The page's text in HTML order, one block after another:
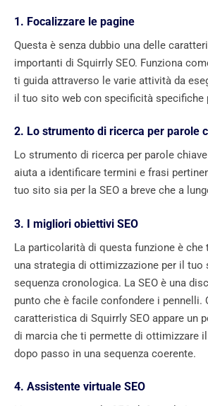
1. Focalizzare le pagine
Questa è senza dubbio una delle
importanti di Squirrly SEO. Funziona
ti guida attraverso le varie attività da
il tuo sito web con specificità specifiche
2. Lo strumento di ricerca per parole
Lo strumento di ricerca per parole
aiuta a identificare termini e frasi
tuo sito sia per la SEO a breve che a
3. I migliori obiettivi SEO
La particolarità di questa funzione è
una strategia di ottimizzazione per il tuo
sequenza cronologica. La SEO è una
punto che è facile confondere i pennelli.
caratteristica di Squirrly SEO appare un
di marcia che ti permette di ottimizzare
dopo passo in una sequenza coerente.
4. Assistente virtuale SEO